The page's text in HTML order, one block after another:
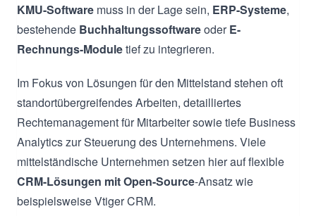
KMU-Software muss in der Lage sein, ERP-Systeme,
bestehende BuchhaltungssoftwareoderE-
Rechnungs-Moduletief zu integrieren.
Im Fokus von Lösungen für den Mittelstand stehen oft
standortübergreifendes Arbeiten, detailliertes
Rechtemanagement für Mitarbeiter sowie tiefe Business
Analytics zur Steuerung des Unternehmens. Viele
mittelständische Unternehmen setzen hier auf flexible
CRM-Lösungen mit Open-Source-Ansatz wie
beispielsweise Vtiger CRM.